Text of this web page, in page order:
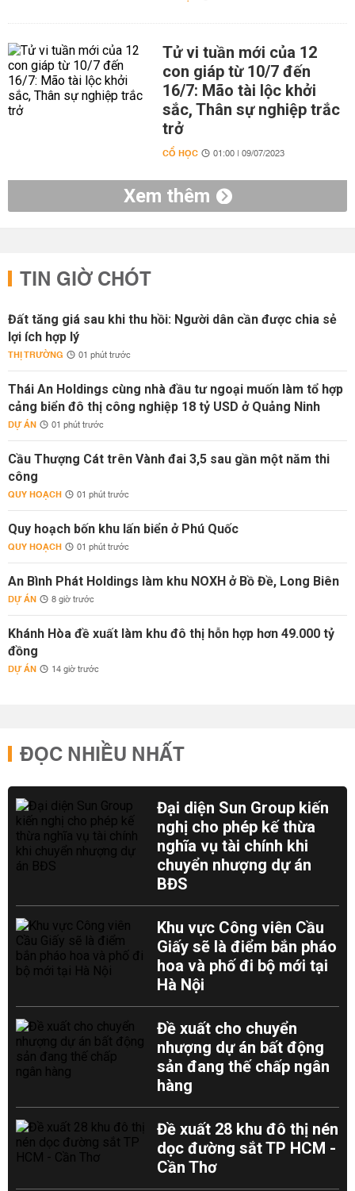
Tử vi tuần mới của 12
con giáp từ 10/7 đến
16/7: Mão tài lộc khởi
sắc, Thân sự nghiệp trắc
trở
CỔ HỌC 01:00 | 09/07/2023
Xem thêm
TIN GIỜ CHÓT
Đất tăng giá sau khi thu hồi: Người dân cần được chia sẻ
lợi ích hợp lý
THỊ TRƯỜNG 01 phút trước
Thái An Holdings cùng nhà đầu tư ngoại muốn làm tổ hợp
cảng biển đô thị công nghiệp 18 tỷ USD ở Quảng Ninh
DỰ ÁN 01 phút trước
Cầu Thượng Cát trên Vành đai 3,5 sau gần một năm thi
công
QUY HOẠCH 01 phút trước
Quy hoạch bốn khu lấn biển ở Phú Quốc
QUY HOẠCH 01 phút trước
An Bình Phát Holdings làm khu NOXH ở Bồ Đề, Long Biên
DỰ ÁN 8 giờ trước
Khánh Hòa đề xuất làm khu đô thị hỗn hợp hơn 49.000 tỷ
đồng
DỰ ÁN 14 giờ trước
ĐỌC NHIỀU NHẤT
Đại diện Sun Group kiến
nghị cho phép kế thừa
nghĩa vụ tài chính khi
chuyển nhượng dự án
BĐS
Khu vực Công viên Cầu
Giấy sẽ là điểm bắn pháo
hoa và phố đi bộ mới tại
Hà Nội
Đề xuất cho chuyển
nhượng dự án bất động
sản đang thế chấp ngân
hàng
Đề xuất 28 khu đô thị nén
dọc đường sắt TP HCM -
Cần Thơ